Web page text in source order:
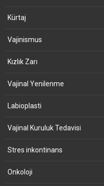
Kürtaj
Vajinismus
Kızlık Zarı
Vajinal Yenilenme
Labioplasti
Vajinal Kuruluk Tedavisi
Stres inkontinans
Onkoloji